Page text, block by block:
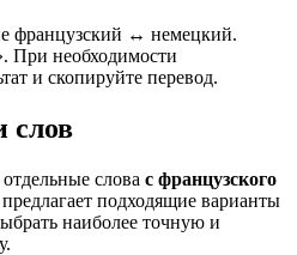
французский ↔ немецкий.
При необходимости
и скопируйте перевод.
слов
слова с французского
предлагает подходящие варианты
наиболее точную и